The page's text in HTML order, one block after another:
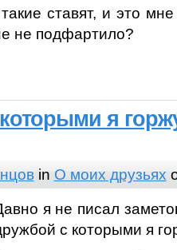
ставят, и это
не подфартило?
я
in О моих друзьях
я не писал
с которыми я